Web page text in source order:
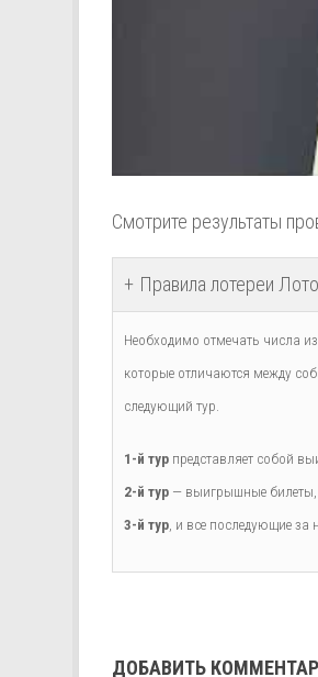
Смотрите результаты
Правила лотереи
Необходимо отмечать числа
которые отличаются между
следующий тур.
1-й тур представляет собой
2-й тур — выигрышные билеты,
3-й тур , и все последующие
ДОБАВИТЬ